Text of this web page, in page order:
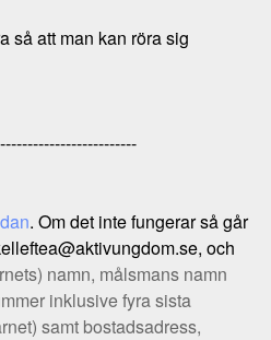
så att man kan röra sig
. Om det inte fungerar så går
och
namn, målsmans namn
inklusive fyra sista
samt bostadsadress,